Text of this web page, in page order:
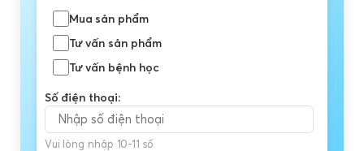
Mua sản phẩm
Tư vấn sản phẩm
Tư vấn bệnh học
Số điện thoại:
Vui lòng nhập 10-11 số